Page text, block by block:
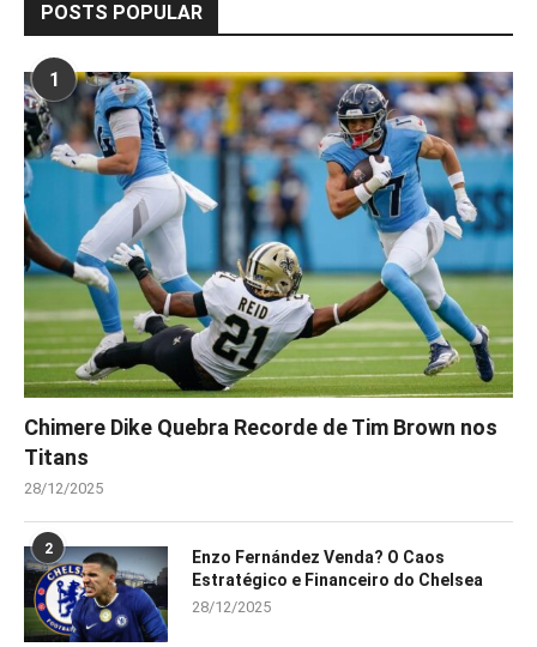
POSTS POPULAR
1
Chimere Dike Quebra Recorde de Tim Brown nos
Titans
28/12/2025
2
Enzo Fernández Venda? O Caos
Estratégico e Financeiro do Chelsea
28/12/2025